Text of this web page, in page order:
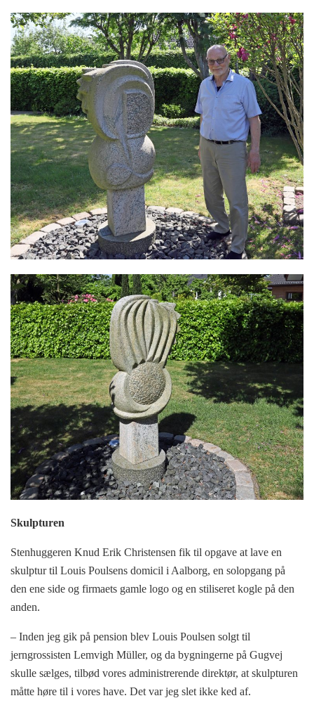
Skulpturen
Stenhuggeren Knud Erik Christensen fik til opgave at lave en
skulptur til Louis Poulsens domicil i Aalborg, en solopgang på
den ene side og firmaets gamle logo og en stiliseret kogle på den
anden.
– Inden jeg gik på pension blev Louis Poulsen solgt til
jerngrossisten Lemvigh Müller, og da bygningerne på Gugvej
skulle sælges, tilbød vores administrerende direktør, at skulpturen
måtte høre til i vores have. Det var jeg slet ikke ked af.